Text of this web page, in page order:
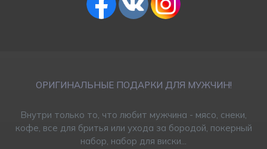
ОРИГИНАЛЬНЫЕ ПОДАРКИ ДЛЯ МУЖЧИН!
Внутри только то, что любит мужчина - мясо, снеки,
кофе, все для бритья или ухода за бородой, покерный
набор, набор для виски...